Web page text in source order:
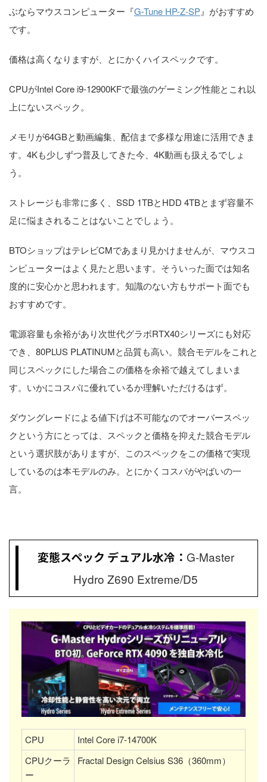
ぶならマウスコンピューター『G-Tune HP-Z-SP』がおすすめ
です。
価格は高くなりますが、とにかくハイスペックです。
CPUがIntel Core i9-12900KFで最強のゲーミング性能とこれ以
上にないスペック。
メモリが64GBと動画編集、配信まで多様な用途に活用できま
す。4Kも少しずつ普及してきた今、4K動画も扱えるでしょ
う。
ストレージも非常に多く、SSD 1TBとHDD 4TBとまず容量不
足に悩まされることはないことでしょう。
BTOショップはテレビCMであまり見かけませんが、マウスコ
ンピューターはよく見たと思います。そういった面では知名
度的に安心かと思われます。知識のない方もサポート面でも
おすすめです。
電源容量も余裕があり次世代グラボRTX40シリーズにも対応
でき、80PLUS PLATINUMと品質も高い。競合モデルをこれと
同じスペックにした場合この価格を余裕で越えてしまいま
す。いかにコスパに優れているか理解いただけるはず。
ダウングレードによる値下げは不可能なのでオーバースペッ
クという方にとっては、スペックと価格を抑えた競合モデル
という選択肢がありますが、このスペックをこの価格で実現
しているのは本モデルのみ。とにかくコスパがやばいの一
言。
変態スペック デュアル水冷： G-Master
Hydro Z690 Extreme/D5
CPU
Intel Core i7-14700K
CPUクーラ
ー
Fractal Design Celsius S36（360mm）